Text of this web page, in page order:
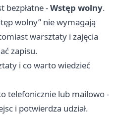
bezpłatne -Wstęp wolny.
wolny” nie wymagają
warsztaty i zajęcia
zapisu.
i co warto wiedzieć
telefonicznie lub mailowo -
i potwierdza udział.